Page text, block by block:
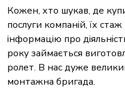
Кожен, хто шукав, де
послуги компаній, їх
інформацію про
року займається
ролет. В нас дуже
монтажна бригада.